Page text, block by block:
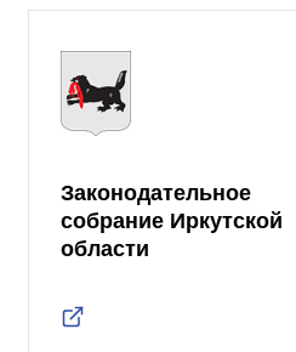
Законодательное
собрание Иркутской
области